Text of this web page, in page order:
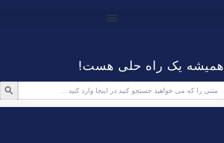
همیشه یک راه حلی هست!
جستجو
برای:
دکمه